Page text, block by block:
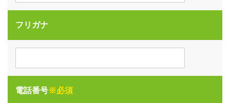
フリガナ
電話番号※必須